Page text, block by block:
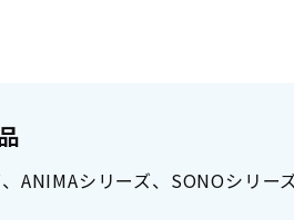
ANIMAシリーズ、SONOシリ